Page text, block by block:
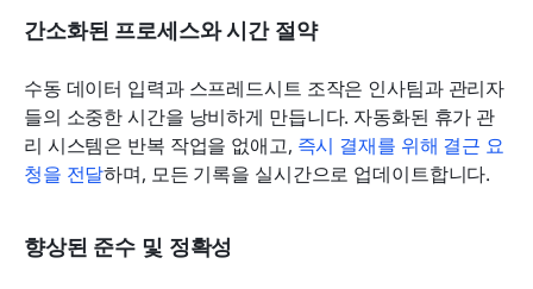
간소화된 프로세스와 시간 절약
수동 데이터 입력과 스프레드시트 조작은 인사팀과 관리자
들의 소중한 시간을 낭비하게 만듭니다. 자동화된 휴가 관
리 시스템은 반복 작업을 없애고, 즉시 결재를 위해 결근 요
청을 전달하며, 모든 기록을 실시간으로 업데이트합니다.
향상된 준수 및 정확성